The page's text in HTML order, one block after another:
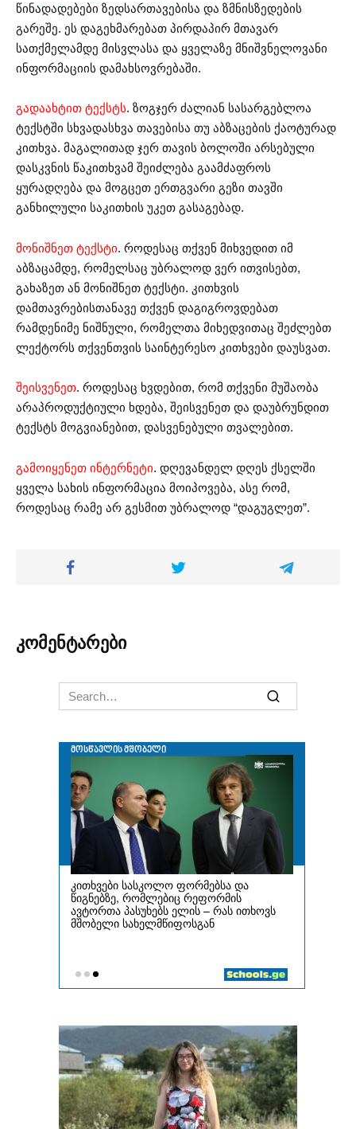
წინადადებები ზედსართავებისა და ზმნისზედების
გარეშე. ეს დაგეხმარებათ პირდაპირ მთავარ
სათქმელამდე მისვლასა და ყველაზე მნიშვნელოვანი
ინფორმაციის დამახსოვრებაში.
გადაახტით ტექსტს. ზოგჯერ ძალიან სასარგებლოა
ტექსტში სხვადასხვა თავებისა თუ აბზაცების ქაოტურად
კითხვა. მაგალითად ჯერ თავის ბოლოში არსებული
დასკვნის წაკითხვამ შეიძლება გაამძაფროს
ყურადღება და მოგცეთ ერთგვარი გეზი თავში
განხილული საკითხის უკეთ გასაგებად.
მონიშნეთ ტექსტი. როდესაც თქვენ მიხვედით იმ
აბზაცამდე, რომელსაც უბრალოდ ვერ ითვისებთ,
გახაზეთ ან მონიშნეთ ტექსტი. კითხვის
დამთავრებისთანავე თქვენ დაგიგროვდებათ
რამდენიმე ნიშნული, რომელთა მიხედვითაც შეძლებთ
ლექტორს თქვენთვის საინტერესო კითხვები დაუსვათ.
შეისვენეთ. როდესაც ხვდებით, რომ თქვენი მუშაობა
არაპროდუქტიული ხდება, შეისვენეთ და დაუბრუნდით
ტექსტს მოგვიანებით, დასვენებული თვალებით.
გამოიყენეთ ინტერნეტი. დღევანდელ დღეს ქსელში
ყველა სახის ინფორმაცია მოიპოვება, ასე რომ,
როდესაც რამე არ გესმით უბრალოდ “დაგუგლეთ”.
კომენტარები
Search
for: